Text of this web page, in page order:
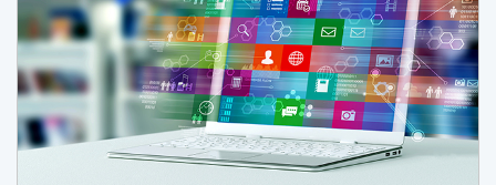
6-1.個人情報の共同利用①
共同利用する者の範囲
・当社の子会社、関係会社並びに当社及